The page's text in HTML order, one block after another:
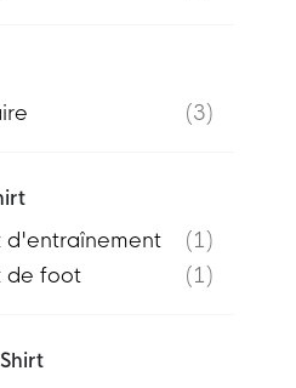
3
d'entraînement
1
de foot
1